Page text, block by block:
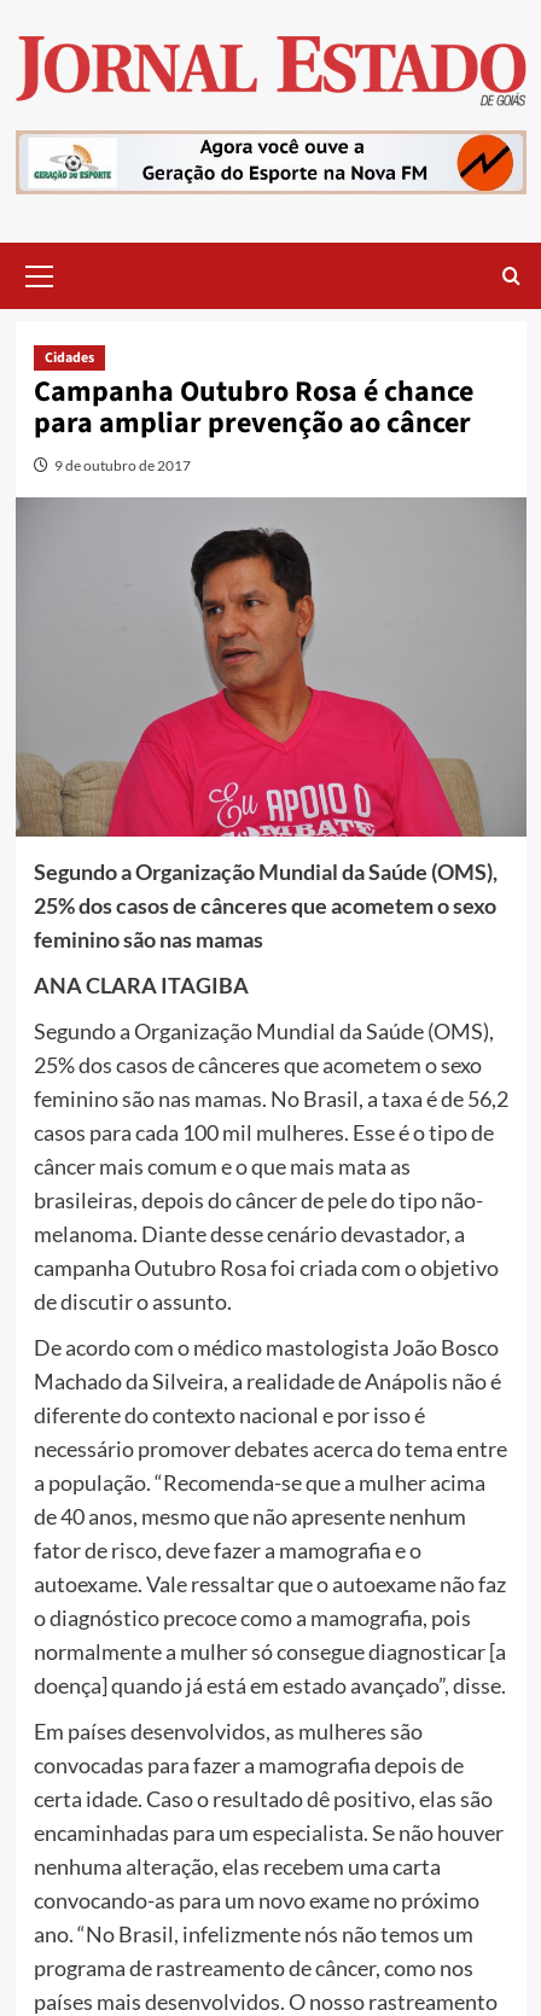
content
Menu
Cidades
Campanha Outubro Rosa é chance
para ampliar prevenção ao câncer
9 de outubro de 2017
Segundo a Organização Mundial da Saúde (OMS),
25% dos casos de cânceres que acometem o sexo
feminino são nas mamas
ANA CLARA ITAGIBA
Segundo a Organização Mundial da Saúde (OMS),
25% dos casos de cânceres que acometem o sexo
feminino são nas mamas. No Brasil, a taxa é de 56,2
casos para cada 100 mil mulheres. Esse é o tipo de
câncer mais comum e o que mais mata as
brasileiras, depois do câncer de pele do tipo não-
melanoma. Diante desse cenário devastador, a
campanha Outubro Rosa foi criada com o objetivo
de discutir o assunto.
De acordo com o médico mastologista João Bosco
Machado da Silveira, a realidade de Anápolis não é
diferente do contexto nacional e por isso é
necessário promover debates acerca do tema entre
a população. “Recomenda-se que a mulher acima
de 40 anos, mesmo que não apresente nenhum
fator de risco, deve fazer a mamografia e o
autoexame. Vale ressaltar que o autoexame não faz
o diagnóstico precoce como a mamografia, pois
normalmente a mulher só consegue diagnosticar [a
doença] quando já está em estado avançado”, disse.
Em países desenvolvidos, as mulheres são
convocadas para fazer a mamografia depois de
certa idade. Caso o resultado dê positivo, elas são
encaminhadas para um especialista. Se não houver
nenhuma alteração, elas recebem uma carta
convocando-as para um novo exame no próximo
ano. “No Brasil, infelizmente nós não temos um
programa de rastreamento de câncer, como nos
países mais desenvolvidos. O nosso rastreamento